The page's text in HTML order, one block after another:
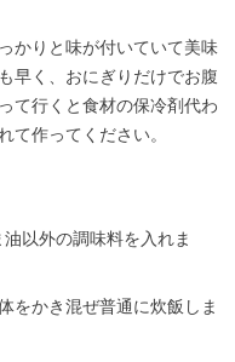
かりと味が付いていて美味
早く、おにぎりだけでお腹
て行くと食材の保冷剤代わ
て作ってください。
以外の調味料を入れま
をかき混ぜ普通に炊飯しま